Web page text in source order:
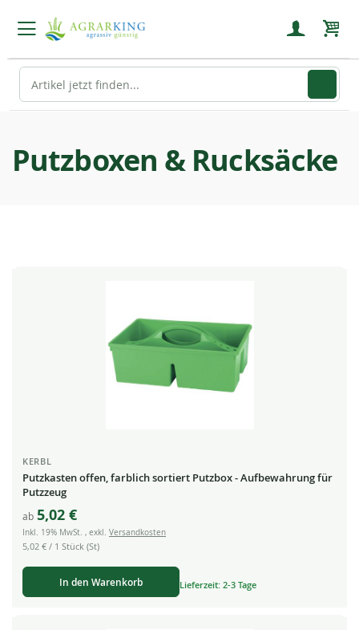
Putzboxen & Rucksäcke
KERBL
Putzkasten offen, farblich sortiert Putzbox - Aufbewahrung für
Putzzeug
ab 5,02 €
Inkl. 19% MwSt. , exkl. Versandkosten
5,02 € / 1 Stück (St)
In den Warenkorb Lieferzeit: 2-3 Tage